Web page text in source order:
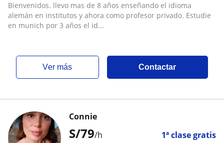
Bienvenidos. llevo mas de 8 años enseñando el idioma
alemán en institutos y ahora como profesor privado. Estudie
en munich por 3 años el id...
ver más Contactar
S/79/h 1ª clase gratis
Connie